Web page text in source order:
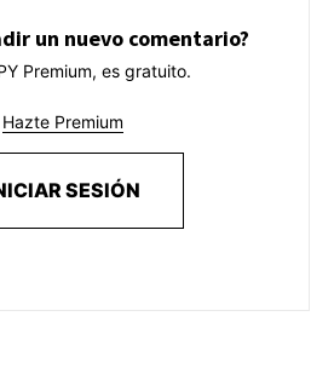
un nuevo comentario?
Premium, es gratuito.
Hazte Premium
SESIÓN